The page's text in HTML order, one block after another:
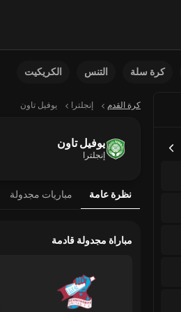
كرة سلة التنس الكريكيت
كرة القدم إنجلترا يوفيل تاون
يوفيل تاون
إنجلترا
نظرة عامة مباريات مجدولة
مباراة مجدولة قادمة